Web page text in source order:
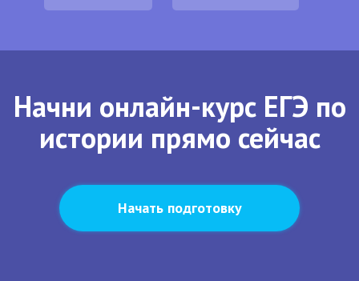
Начни онлайн-курс ЕГЭ по
истории прямо сейчас
Начать подготовку